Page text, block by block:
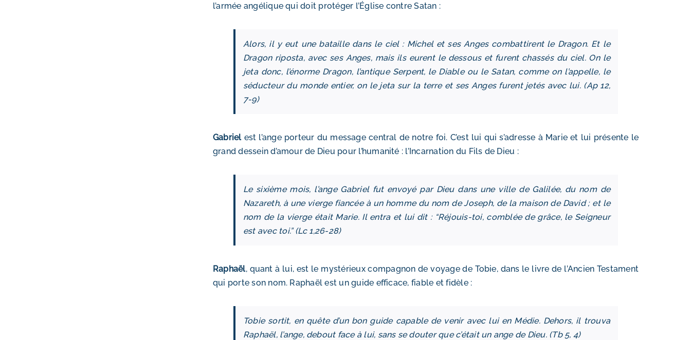
l’armée angélique qui doit protéger l’Église contre Satan :
Alors, il y eut une bataille dans le ciel : Michel et ses Anges combattirent le Dragon. Et le
Dragon riposta, avec ses Anges, mais ils eurent le dessous et furent chassés du ciel. On le
jeta donc, l’énorme Dragon, l’antique Serpent, le Diable ou le Satan, comme on l’appelle, le
séducteur du monde entier, on le jeta sur la terre et ses Anges furent jetés avec lui. (Ap 12,
7‑9)
Gabrielest l’ange porteur du message central de notre foi. C’est lui qui s’adresse à Marie et lui présente le
grand dessein d’amour de Dieu pour l’humanité : l’Incarnation du Fils de Dieu :
Le sixième mois, l’ange Gabriel fut envoyé par Dieu dans une ville de Galilée, du nom de
Nazareth, à une vierge fiancée à un homme du nom de Joseph, de la maison de David ; et le
nom de la vierge était Marie. Il entra et lui dit : “Réjouis-toi, comblée de grâce, le Seigneur
est avec toi.” (Lc 1,26-28)
Raphaël, quant à lui, est le mystérieux compagnon de voyage de Tobie, dans le livre de l’Ancien Testament
qui porte son nom. Raphaël est un guide efficace, fiable et fidèle :
Tobie sortit, en quête d’un bon guide capable de venir avec lui en Médie. Dehors, il trouva
Raphaël, l’ange, debout face à lui, sans se douter que c’était un ange de Dieu. (Tb 5, 4)